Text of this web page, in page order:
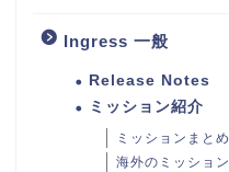
Ingress 一般
Release Notes
ミッション紹介
ミッションまとめ
海外のミッション